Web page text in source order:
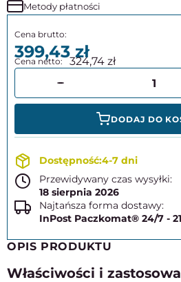
Metody płatności
399,43324,74
DODAJ DO
4-7 dni
Przewidywany czas wysyłki:
18 sierpnia 2026
Najtańsza forma dostawy:
InPost Paczkomat® 24/7 -
OPIS PRODUKTU
Właściwości i